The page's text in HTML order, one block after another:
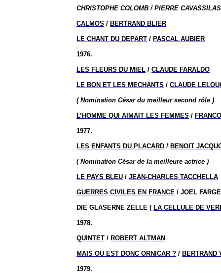
CHRISTOPHE COLOMB / PIERRE
CALMOS / BERTRAND BLIER
LE CHANT DU DEPART / PASCAL AUBIER
1976.
LES FLEURS DU MIEL /CLAUDE FARALDO
LE BON ET LES MECHANTS /CLAUDE
( Nomination César du meilleur second rôle )
L’HOMME QUI AIMAIT LES FEMMES /
1977.
LES ENFANTS DU PLACARD / BENOIT
( Nomination César de la meilleure actrice )
LE PAYS BLEU /JEAN-CHARLES TACCHELLA
GUERRES CIVILES EN FRANCE / JOEL
DIE GLASERNE ZELLE ( LA CELLULE DE
1978.
QUINTET / ROBERT ALTMAN
MAIS OU EST DONC ORNICAR ? / BERTRAND
1979.